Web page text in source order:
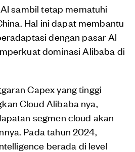
sambil tetap mematuhi
Hal ini dapat membantu
dengan pasar AI
dominasi Alibaba di
Capex yang tinggi
Cloud Alibaba nya,
segmen cloud akan
Pada tahun 2024,
berada di level